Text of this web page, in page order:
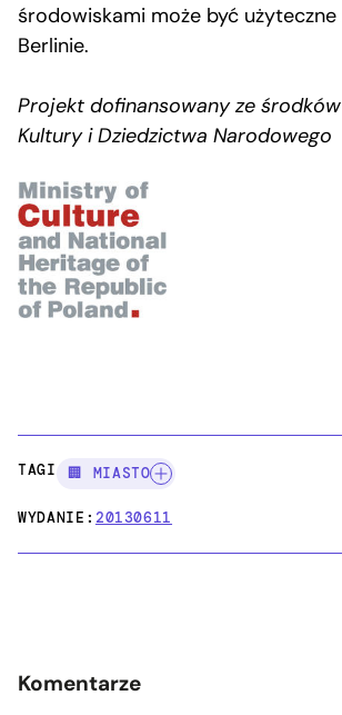
środowiskami może być
Berlinie.
Projekt dofinansowany ze
Kultury i Dziedzictwa Narodowego
TAGI: 🏢 MIASTO
WYDANIE:20130611
Komentarze